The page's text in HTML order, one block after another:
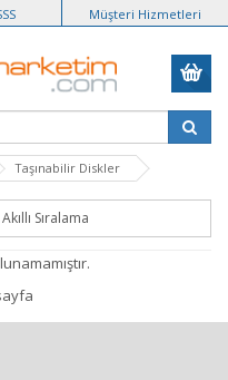
Müşteri Hizmetleri
Taşınabilir Diskler